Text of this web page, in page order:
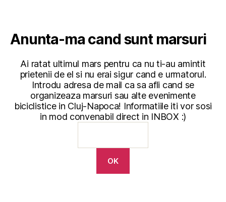
Anunta-ma cand sunt marsuri
Ai ratat ultimul mars pentru ca nu ti-au amintit
prietenii de el si nu erai sigur cand e urmatorul.
Introdu adresa de mail ca sa afli cand se
organizeaza marsuri sau alte evenimente
biciclistice in Cluj-Napoca! Informatiile iti vor sosi
in mod convenabil direct in INBOX :)